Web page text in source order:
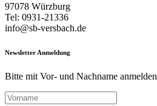
97078 Würzburg
Tel: 0931-21336
info@sb-versbach.de
Newsletter Anmeldung
Bitte mit Vor- und Nachname anmelden